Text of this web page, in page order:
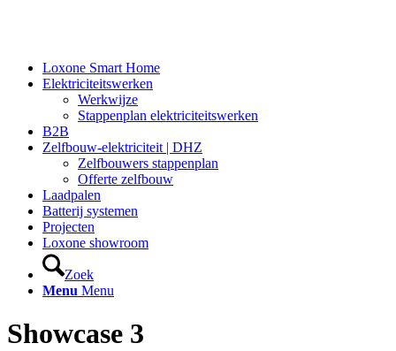
Loxone Smart Home
Elektriciteitswerken
Werkwijze
Stappenplan elektriciteitswerken
B2B
Zelfbouw-elektriciteit | DHZ
Zelfbouwers stappenplan
Offerte zelfbouw
Laadpalen
Batterij systemen
Projecten
Loxone showroom
Zoek
Menu Menu
Showcase 3